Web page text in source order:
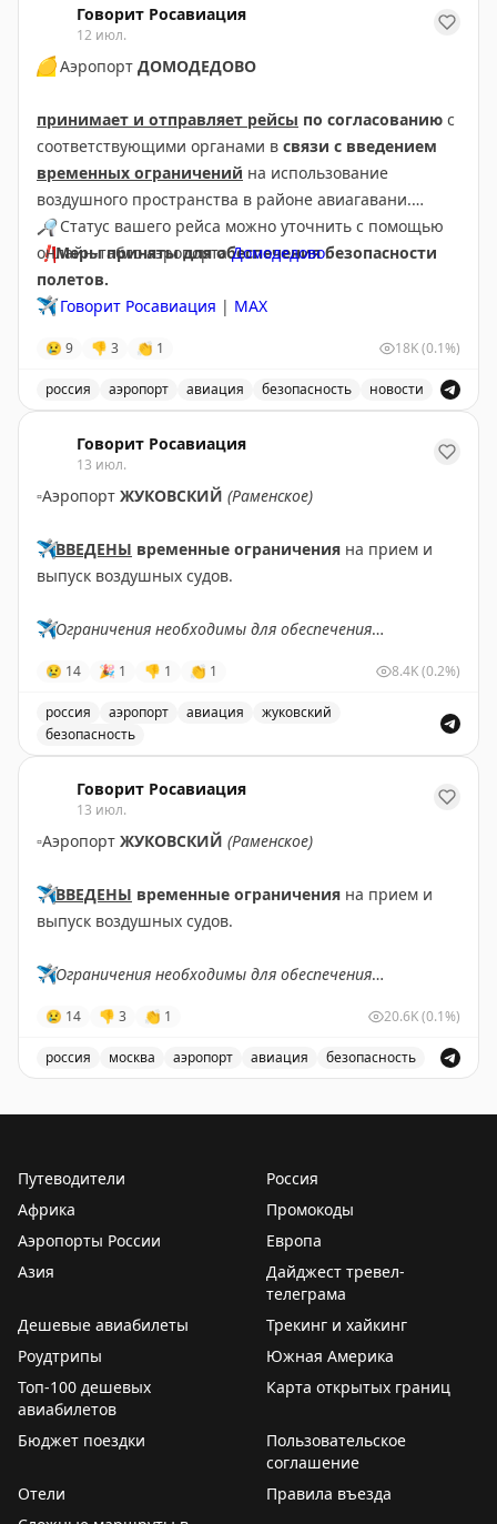
Говорит Росавиация
12 июл.
🟡Аэропорт ДОМОДЕДОВО
принимает и отправляет рейсы по согласованию с
соответствующими органами в связи с введением
временных ограничений на использование
воздушного пространства в районе авиагавани.
❗️Меры приняты для обеспечения безопасности
полетов.
🔎Статус вашего рейса можно уточнить с помощью
онлайн-табло аэропортаДомодедово.
✈️ Говорит Росавиация | МАХ
😢 9 👎 3 👏 1 18K(0.1%)
россия аэропорт авиация безопасность новости
Говорит Росавиация
13 июл.
▫️Аэропорт ЖУКОВСКИЙ (Раменское)
✈️ВВЕДЕНЫ временные ограничения на прием и
выпуск воздушных судов.
✈️Ограничения необходимы для обеспечения
✈️ Говорит Росавиация|MАХ
😢 14 🎉 1 👎 1 👏 1 8.4K(0.2%)
россия аэропорт авиация
жуковский
безопасность
Говорит Росавиация
13 июл.
▫️Аэропорт ЖУКОВСКИЙ (Раменское)
✈️ВВЕДЕНЫ временные ограничения на прием и
выпуск воздушных судов.
✈️Ограничения необходимы для обеспечения
✈️ Говорит Росавиация| MАХ
😢 14 👎 3 👏 1 20.6K(0.1%)
россия москва аэропорт авиация безопасность
Путеводители
Россия
Африка
Промокоды
Аэропорты России
Европа
Азия
Дайджест тревел-
телеграма
Дешевые авиабилеты
Трекинг и хайкинг
Роудтрипы
Южная Америка
Топ-100 дешевых
авиабилетов
Карта открытых границ
Бюджет поездки
Пользовательское
соглашение
Отели
Правила въезда